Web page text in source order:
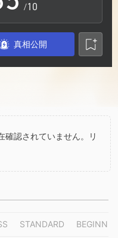
6
7
9
/10
真相公開
確認されていません。リ
STANDARD BEGINNER